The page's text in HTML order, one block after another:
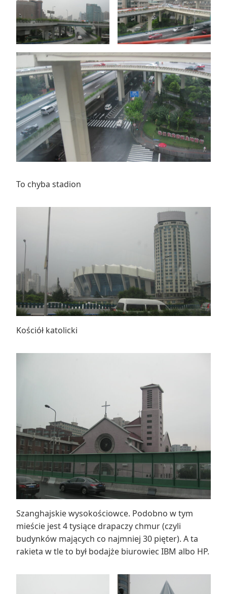
To chyba stadion
Kościół katolicki
Szanghajskie wysokościowce. Podobno w tym
mieście jest 4 tysiące drapaczy chmur (czyli
budynków mających co najmniej 30 pięter). A ta
rakieta w tle to był bodajże biurowiec IBM albo HP.